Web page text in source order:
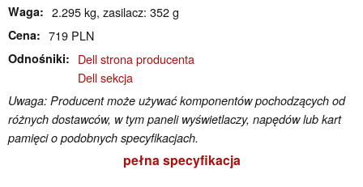
Waga 2.295 kg, zasilacz: 352 g
Cena 719 PLN
Odnośniki
Dell strona producenta
Dell sekcja
Uwaga: Producent może używać komponentów pochodzących od
różnych dostawców, w tym paneli wyświetlaczy, napędów lub kart
pamięci o podobnych specyfikacjach.
pełna specyfikacja